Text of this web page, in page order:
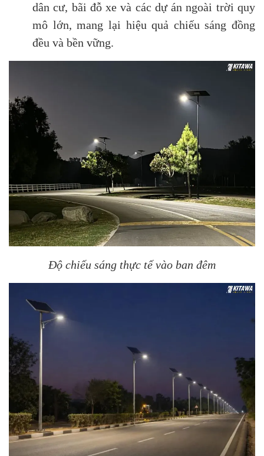
dân cư, bãi đỗ xe và các dự án ngoài trời quy
mô lớn, mang lại hiệu quả chiếu sáng đồng
đều và bền vững.
Độ chiếu sáng thực tế vào ban đêm